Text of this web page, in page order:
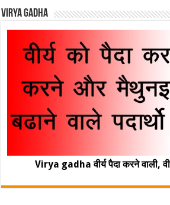
Virya Gadha
Virya gadha वीर्य पैदा करने वाली,